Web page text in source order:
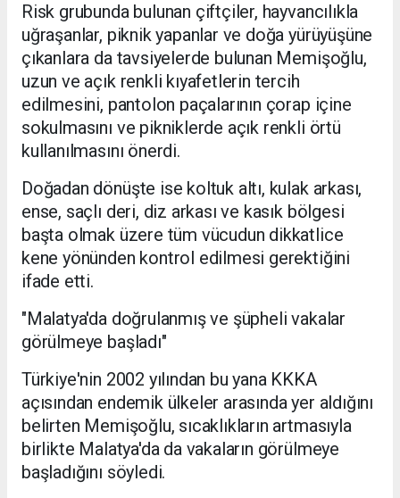
Risk grubunda bulunan çiftçiler, hayvancılıkla
uğraşanlar, piknik yapanlar ve doğa yürüyüşüne
çıkanlara da tavsiyelerde bulunan Memişoğlu,
uzun ve açık renkli kıyafetlerin tercih
edilmesini, pantolon paçalarının çorap içine
sokulmasını ve pikniklerde açık renkli örtü
kullanılmasını önerdi.
Doğadan dönüşte ise koltuk altı, kulak arkası,
ense, saçlı deri, diz arkası ve kasık bölgesi
başta olmak üzere tüm vücudun dikkatlice
kene yönünden kontrol edilmesi gerektiğini
ifade etti.
"Malatya'da doğrulanmış ve şüpheli vakalar
görülmeye başladı"
Türkiye'nin 2002 yılından bu yana KKKA
açısından endemik ülkeler arasında yer aldığını
belirten Memişoğlu, sıcaklıkların artmasıyla
birlikte Malatya'da da vakaların görülmeye
başladığını söyledi.